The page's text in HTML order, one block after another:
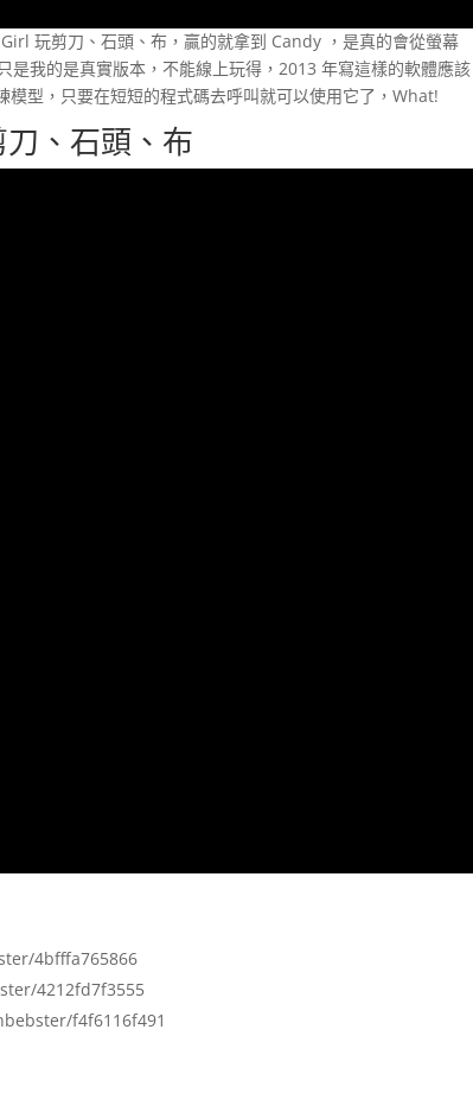
玩剪刀、石頭、布，贏的就拿到 Candy ，是真的會從螢幕
是我的是真實版本，不能線上玩得，2013 年寫這樣的軟體應該
型，只要在短短的程式碼去呼叫就可以使用它了，What!
、石頭、布
4bfffa765866
4212fd7f3555
f4f6116f491